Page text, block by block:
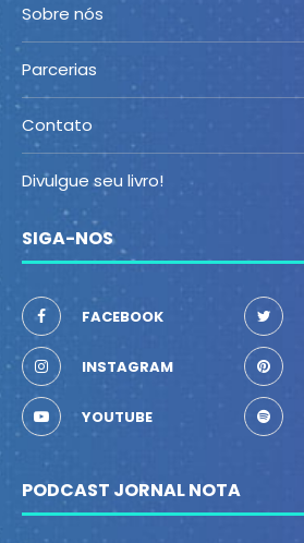
Sobre nós
Parcerias
Contato
Divulgue seu livro!
SIGA-NOS
FACEBOOK
INSTAGRAM
YOUTUBE
PODCAST JORNAL NOTA